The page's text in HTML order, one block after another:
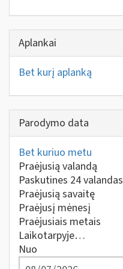
Aplankai
Bet kurį aplanką
Parodymo data
Bet kuriuo metu
Praėjusią valandą
Paskutines 24 valandas
Praėjusią savaitę
Praėjusį mėnesį
Praėjusiais metais
Laikotarpyje…
Nuo